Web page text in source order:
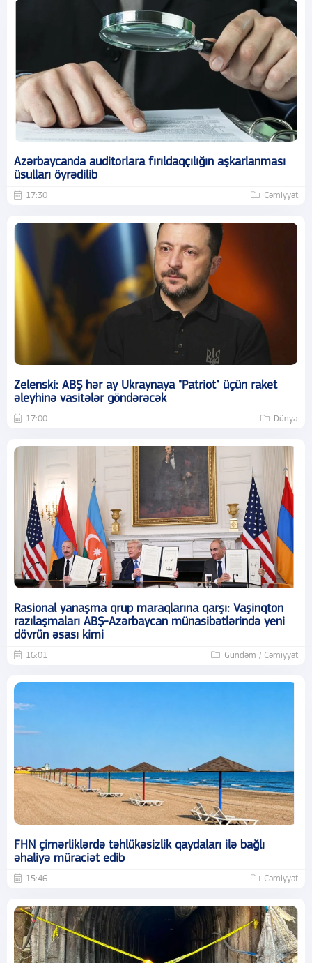
Azərbaycanda auditorlara fırıldaqçılığın aşkarlanması
üsulları öyrədilib
17:30 Cəmiyyət
Zelenski: ABŞ hər ay Ukraynaya "Patriot" üçün raket
əleyhinə vasitələr göndərəcək
17:00 Dünya
Rasional yanaşma qrup maraqlarına qarşı: Vaşinqton
razılaşmaları ABŞ-Azərbaycan münasibətlərində yeni
dövrün əsası kimi
16:01 Gündəm / Cəmiyyət
FHN çimərliklərdə təhlükəsizlik qaydaları ilə bağlı
əhaliyə müraciət edib
15:46 Cəmiyyət